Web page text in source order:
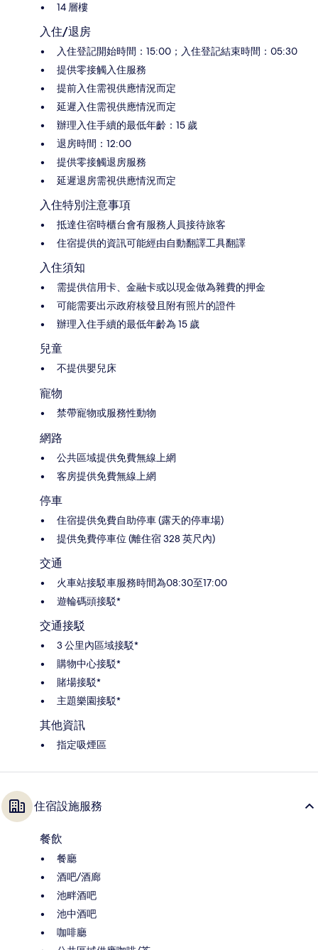
14 層樓
入住/退房
入住登記開始時間：15:00；入住登記結束時間：05:30
提供零接觸入住服務
提前入住需視供應情況而定
延遲入住需視供應情況而定
辦理入住手續的最低年齡：15 歲
退房時間：12:00
提供零接觸退房服務
延遲退房需視供應情況而定
入住特別注意事項
抵達住宿時櫃台會有服務人員接待旅客
住宿提供的資訊可能經由自動翻譯工具翻譯
入住須知
需提供信用卡、金融卡或以現金做為雜費的押金
可能需要出示政府核發且附有照片的證件
辦理入住手續的最低年齡為 15 歲
兒童
不提供嬰兒床
寵物
禁帶寵物或服務性動物
網路
公共區域提供免費無線上網
客房提供免費無線上網
停車
住宿提供免費自助停車 (露天的停車場)
提供免費停車位 (離住宿 328 英尺內)
交通
火車站接駁車服務時間為08:30至17:00
遊輪碼頭接駁*
交通接駁
3 公里內區域接駁*
購物中心接駁*
賭場接駁*
主題樂園接駁*
其他資訊
指定吸煙區
住宿設施服務
餐飲
餐廳
酒吧/酒廊
池畔酒吧
池中酒吧
咖啡廳